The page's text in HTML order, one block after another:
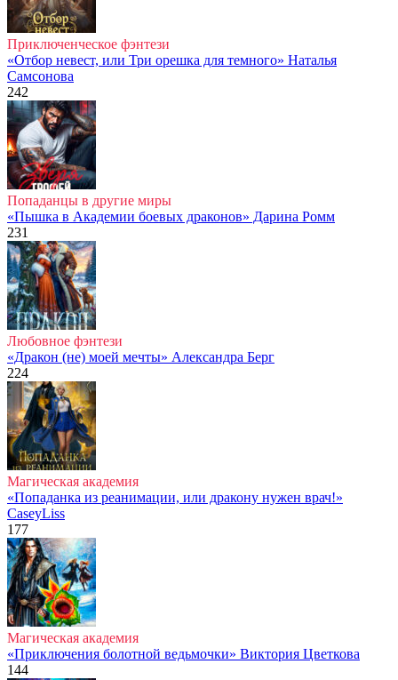
Приключенческое фэнтези
«Отбор невест, или Три орешка для темного» Наталья
Самсонова
242
Попаданцы в другие миры
«Пышка в Академии боевых драконов» Дарина Ромм
231
Любовное фэнтези
«Дракон (не) моей мечты» Александра Берг
224
Магическая академия
«Попаданка из реанимации, или дракону нужен врач!»
CaseyLiss
177
Магическая академия
«Приключения болотной ведьмочки» Виктория Цветкова
144